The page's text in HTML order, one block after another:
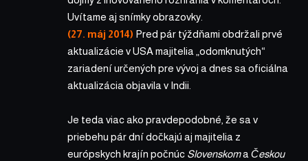
Uvítame aj snímky obrazovky.
(27. máj 2014) Pred pár týždňami obdržali prvé
aktualizácie v USA majitelia „odomknutých“
zariadení určených pre vývoj a dnes sa oficiálna
aktualizácia objavila v Indii.
Je teda viac ako pravdepodobné, že sa v
priebehu pár dní dočkajú aj majitelia z
európskych krajín počnúc Slovenskoma Českou